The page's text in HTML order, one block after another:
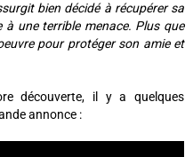
bien décidé à récupérer sa
à une terrible menace. Plus que
pour protéger son amie et
découverte, il y a quelques
annonce :